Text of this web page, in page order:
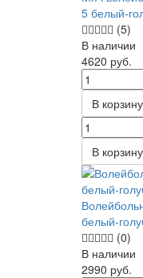
5 белый-
(5)
В наличии
4620 руб.
В корзину
В корзину
белый-
(0)
В наличии
2990 руб.